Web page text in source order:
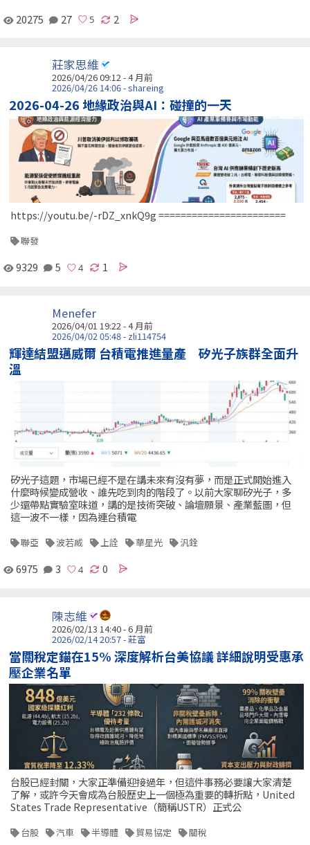
20275 27 2
莊家思維
2026/04/26 09:12 - 4 月前
2026/04/26 14:06 - shareing
2026-04-26 地緣政治與AI：碰撞的一天
https://youtu.be/-rDZ_xnkQ9g =======================
聯發
9329 5 1
Menefer
2026/04/01 19:22 - 4 月前
2026/04/02 05:48 - zli114754
輝達結盟邁威爾 台積電推進量產 矽光子族群全面升
溫
矽光子這題，市場已經不是在講未來有沒有夢，而是正式開始進入
什麼時候變成營收、誰先吃到肉的階段了。以前大家聊矽光子，多
少還帶點實驗室味道，講的是技術突破、論壇願景、產業藍圖，但
這一波不一樣，因為連台積電
聯亞 波若威 上詮 華星光 汎銓
6975 3 0
陳志維
2026/02/13 14:40 - 6 月前
2026/02/14 20:57 - 莊富
當關稅定錨在15% 深度解析台美協議 詳細說明受惠承
壓企業名單
台股已經封關，大家正準備迎接過年，但這件事務必要讓大家清楚
了解，或許今天會成為台股歷史上一個極為重要的轉折點，United
States Trade Representative（簡稱USTR）正式公
台股 汽車 半導體 貿易協定 關稅